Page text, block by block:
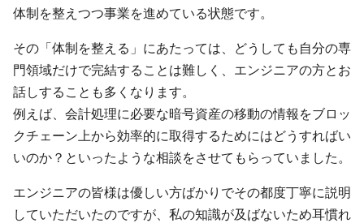
体制を整えつつ事業を進めている状態です。
その「体制を整える」にあたっては、どうしても自分の専
門領域だけで完結することは難しく、エンジニアの方とお
話しすることも多くなります。
例えば、会計処理に必要な暗号資産の移動の情報をブロッ
クチェーン上から効率的に取得するためにはどうすればい
いのか？といったような相談をさせてもらっていました。
エンジニアの皆様は優しい方ばかりでその都度丁寧に説明
していただいたのですが、私の知識が及ばないため耳慣れ